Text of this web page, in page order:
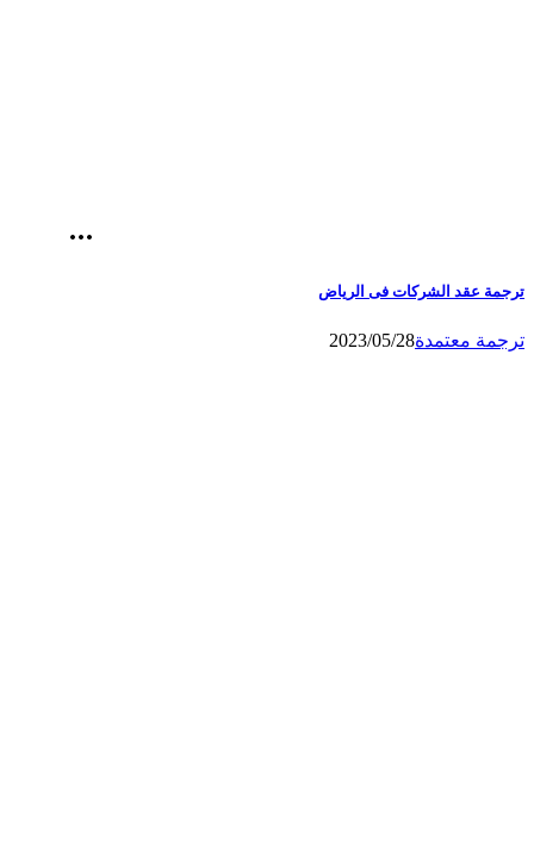
ترجمة عقد الشركات فى الرياض
ترجمة معتمدة2023/05/28